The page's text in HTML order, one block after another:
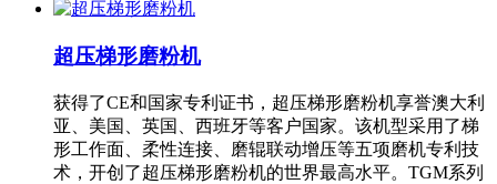
超压梯形磨粉机
获得了CE和国家专利证书，超压梯形磨粉机享誉澳大利
亚、美国、英国、西班牙等客户国家。该机型采用了梯
形工作面、柔性连接、磨辊联动增压等五项磨机专利技
术，开创了超压梯形磨粉机的世界最高水平。TGM系列